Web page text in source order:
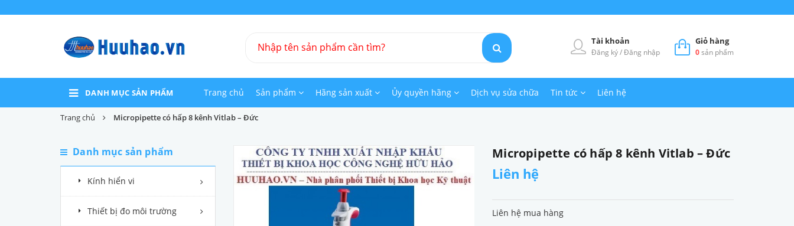
Giỏ hàng
0sản phẩm
Tài khoản
Đăng ký/Đăng nhập
DANH MỤC SẢN PHẨM Trang chủ Sản phẩm Hãng sản xuất Ủy quyền hãng Dịch vụ sửa chữa Tin tức Liên hệ
Trang chủ Micropipette có hấp 8 kênh Vitlab – Đức
Danh mục sản phẩm
Kính hiển vi
Thiết bị đo môi trường
Micropipette có hấp 8 kênh Vitlab – Đức
Liên hệ
Liên hệ mua hàng